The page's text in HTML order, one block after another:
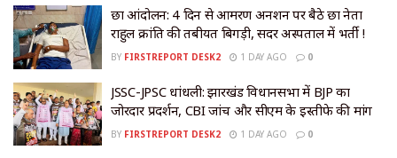
छात्र आंदोलन: 4 दिन से आमरण अनशन पर बैठे छात्र नेता
राहुल क्रांति की तबीयत बिगड़ी, सदर अस्पताल में भर्ती !
BY FIRSTREPORT DESK2 1 DAY AGO 0
JSSC-JPSC धांधली: झारखंड विधानसभा में BJP का
जोरदार प्रदर्शन, CBI जांच और सीएम के इस्तीफे की मांग
BY FIRSTREPORT DESK2 1 DAY AGO 0